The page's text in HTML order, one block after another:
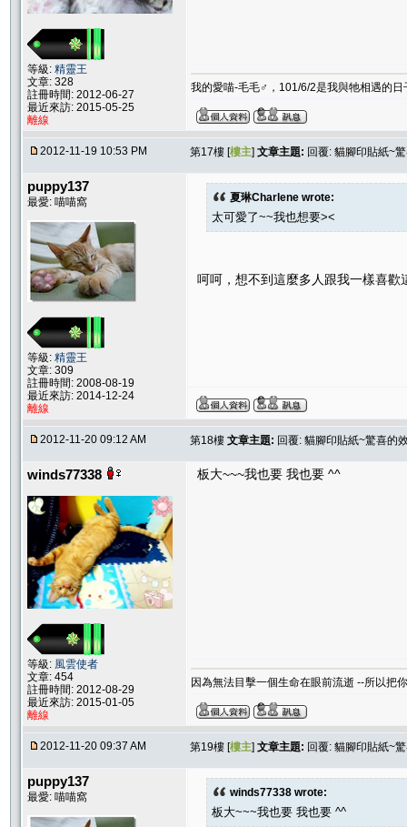
等級: 精靈王
文章: 328
註冊時間: 2012-06-27
最近來訪: 2015-05-25
離線
我的愛喵-毛毛♂，101/6/2是我與牠相遇的日
2012-11-19 10:53 PM 第17樓 [樓主] 文章主題: 回覆: 貓腳印貼紙~
puppy137
最愛: 喵喵窩
等級: 精靈王
文章: 309
註冊時間: 2008-08-19
最近來訪: 2014-12-24
離線
夏琳Charlene wrote:
太可愛了~~我也想要><
呵呵，想不到這麼多人跟我一樣喜歡
2012-11-20 09:12 AM 第18樓 文章主題: 回覆: 貓腳印貼紙~驚喜的
winds77338
等級: 風雲使者
文章: 454
註冊時間: 2012-08-29
最近來訪: 2015-01-05
離線
板大~~~我也要 我也要 ^^
因為無法目擊一個生命在眼前流逝 --所以把
2012-11-20 09:37 AM 第19樓 [樓主] 文章主題: 回覆: 貓腳印貼紙~
puppy137
最愛: 喵喵窩 winds77338 wrote:
板大~~~我也要 我也要 ^^